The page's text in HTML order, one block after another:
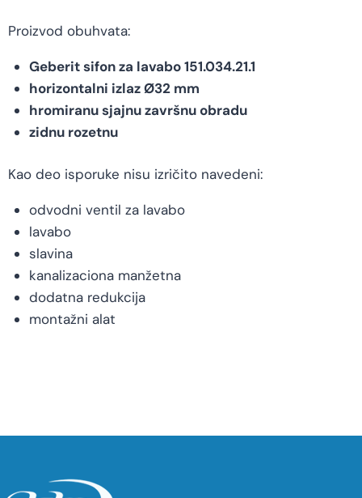
Proizvod obuhvata:
Geberit sifon za lavabo 151.034.21.1
horizontalni izlaz Ø32 mm
hromiranu sjajnu završnu obradu
zidnu rozetnu
Kao deo isporuke nisu izričito navedeni:
odvodni ventil za lavabo
lavabo
slavina
kanalizaciona manžetna
dodatna redukcija
montažni alat